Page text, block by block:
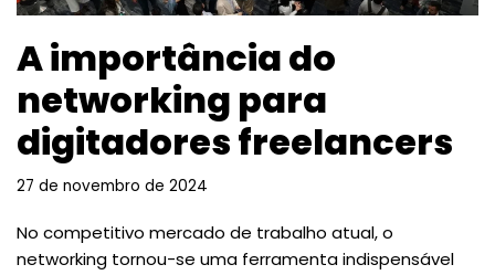
A importância do
networking para
digitadores freelancers
27 de novembro de 2024
No competitivo mercado de trabalho atual, o
networking tornou-se uma ferramenta indispensável